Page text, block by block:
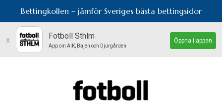
Bettingkollen – jämför Sveriges bästa bettingsidor
x Fotboll Sthlm
App om AIK, Bajen och Djurgården
Öppna i appen